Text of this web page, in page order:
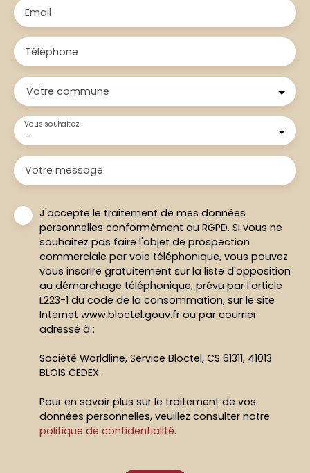
Email
Téléphone
Votre commune
-
Vous souhaitez
Votre message
J'accepte le traitement de mes données
personnelles conformément au RGPD. Si vous ne
souhaitez pas faire l'objet de prospection
commerciale par voie téléphonique, vous pouvez
vous inscrire gratuitement sur la liste d'opposition
au démarchage téléphonique, prévu par l'article
L223-1 du code de la consommation, sur le site
Internet www.bloctel.gouv.fr ou par courrier
adressé à :
Société Worldline, Service Bloctel, CS 61311, 41013
BLOIS CEDEX.
Pour en savoir plus sur le traitement de vos
données personnelles, veuillez consulter notre
politique de confidentialité.